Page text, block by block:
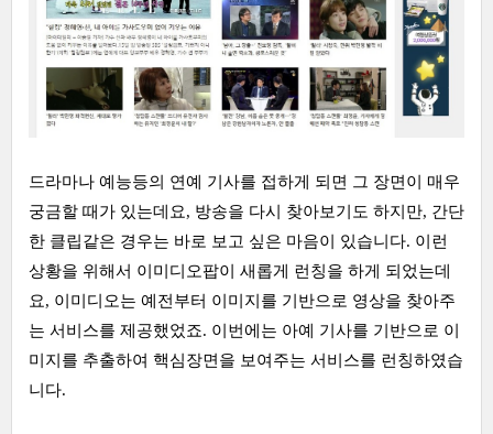
드라마나 예능등의 연예 기사를 접하게 되면 그 장면이 매우
궁금할 때가 있는데요, 방송을 다시 찾아보기도 하지만, 간단
한 클립같은 경우는 바로 보고 싶은 마음이 있습니다. 이런
상황을 위해서 이미디오팝이 새롭게 런칭을 하게 되었는데
요, 이미디오는 예전부터 이미지를 기반으로 영상을 찾아주
는 서비스를 제공했었죠. 이번에는 아예 기사를 기반으로 이
미지를 추출하여 핵심장면을 보여주는 서비스를 런칭하였습
니다.